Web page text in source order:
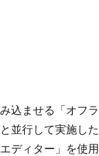
込ませる「オフラ
並行して実施した
ディター」を使用